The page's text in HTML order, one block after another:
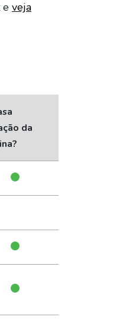
veja
da